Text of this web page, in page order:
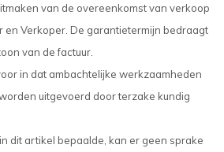
van de overeenkomst van verkoop
en Verkoper. De garantietermijn bedraagt
van de factuur.
in dat ambachtelijke werkzaamheden
uitgevoerd door terzake kundig
dit artikel bepaalde, kan er geen sprake